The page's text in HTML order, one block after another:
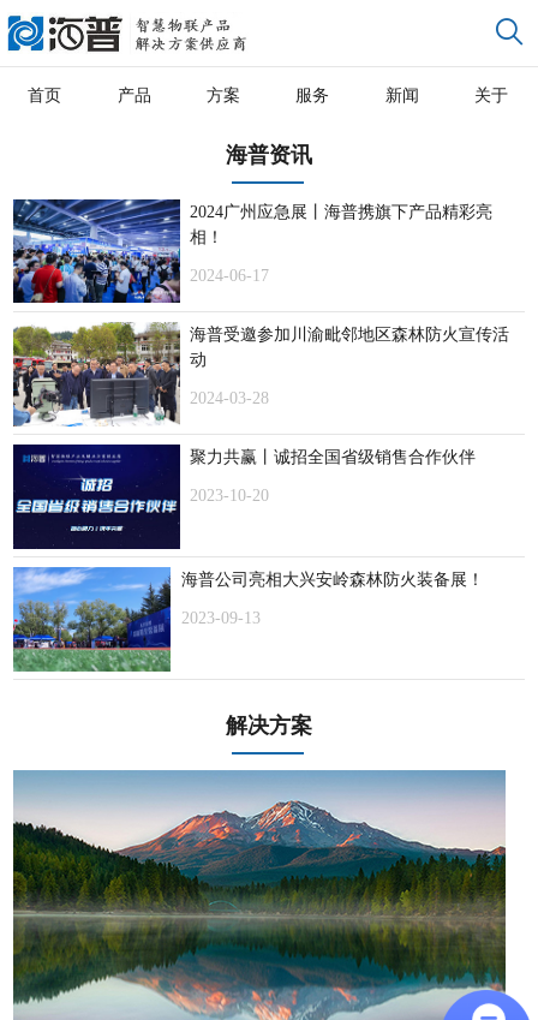
首页 产品 方案 服务 新闻 关于
海普资讯
2024广州应急展丨海普携旗下产品精彩亮
相！
2024-06-17
海普受邀参加川渝毗邻地区森林防火宣传活
动
2024-03-28
聚力共赢丨诚招全国省级销售合作伙伴
2023-10-20
海普公司亮相大兴安岭森林防火装备展！
2023-09-13
解决方案